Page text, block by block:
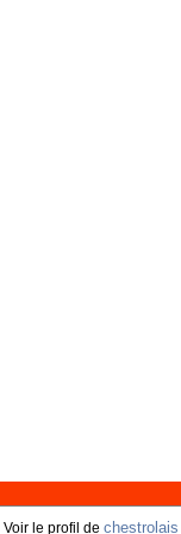
Voir le profil de chestrolais